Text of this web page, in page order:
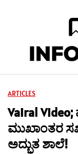
ARTICLES
Vairal Video;
ಮುಖಾಂತರ
ಅದ್ಭುತ ಶಾಲೆ!